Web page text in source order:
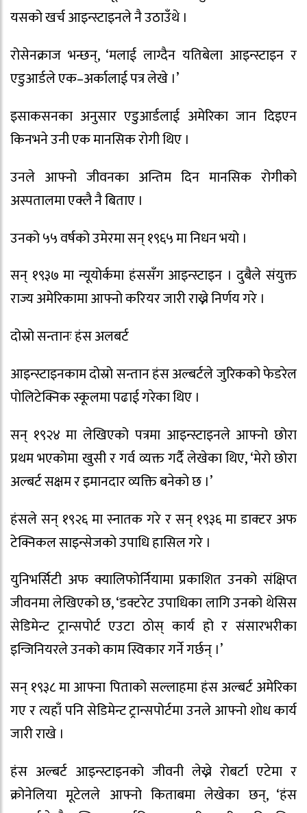
यसको खर्च आइन्स्टाइनले नै उठाउँथे ।
रोसेनक्राज भन्छन्, ‘मलाई लाग्दैन यतिबेला आइन्स्टाइन र
एडुआर्डले एक–अर्कालाई पत्र लेखे ।’
इसाकसनका अनुसार एडुआर्डलाई अमेरिका जान दिइएन
किनभने उनी एक मानसिक रोगी थिए ।
उनले आफ्नो जीवनका अन्तिम दिन मानसिक रोगीको
अस्पतालमा एक्लै नै बिताए ।
उनको ५५ वर्षको उमेरमा सन् १९६५ मा निधन भयो ।
सन् १९३७ मा न्यूयोर्कमा हंससँग आइन्स्टाइन । दुबैले संयुक्त
राज्य अमेरिकामा आफ्नो करियर जारी राख्ने निर्णय गरे ।
दोस्रो सन्तानः हंस अलबर्ट
आइन्स्टाइनकाम दोस्रो सन्तान हंस अल्बर्टले जुरिकको फेडरेल
पोलिटेक्निक स्कूलमा पढाई गरेका थिए ।
सन् १९२४ मा लेखिएको पत्रमा आइन्स्टाइनले आफ्नो छोरा
प्रथम भएकोमा खुसी र गर्व व्यक्त गर्दै लेखेका थिए, ‘मेरो छोरा
अल्बर्ट सक्षम र इमानदार व्यक्ति बनेको छ ।’
हंसले सन् १९२६ मा स्नातक गरे र सन् १९३६ मा डाक्टर अफ
टेक्निकल साइन्सेजको उपाधि हासिल गरे ।
युनिभर्सिटी अफ क्यालिफोर्नियामा प्रकाशित उनको संक्षिप्त
जीवनमा लेखिएको छ, ‘डक्टरेट उपाधिका लागि उनको थेसिस
सेडिमेन्ट ट्रान्सपोर्ट एउटा ठोस् कार्य हो र संसारभरीका
इन्जिनियरले उनको काम स्विकार गर्ने गर्छन् ।’
सन् १९३८ मा आफ्ना पिताको सल्लाहमा हंस अल्बर्ट अमेरिका
गए र त्यहाँ पनि सेडिमेन्ट ट्रान्सपोर्टमा उनले आफ्नो शोध कार्य
जारी राखे ।
हंस अल्बर्ट आइन्स्टाइनको जीवनी लेख्ने रोबर्टा एटेमा र
क्रोनेलिया मूटेलले आफ्नो किताबमा लेखेका छन्, ‘हंस